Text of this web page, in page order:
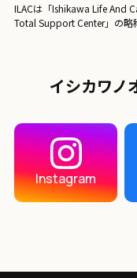
ILACは「Ishikawa Life And
Total Support Center」の略
イシカワノ
Instagram